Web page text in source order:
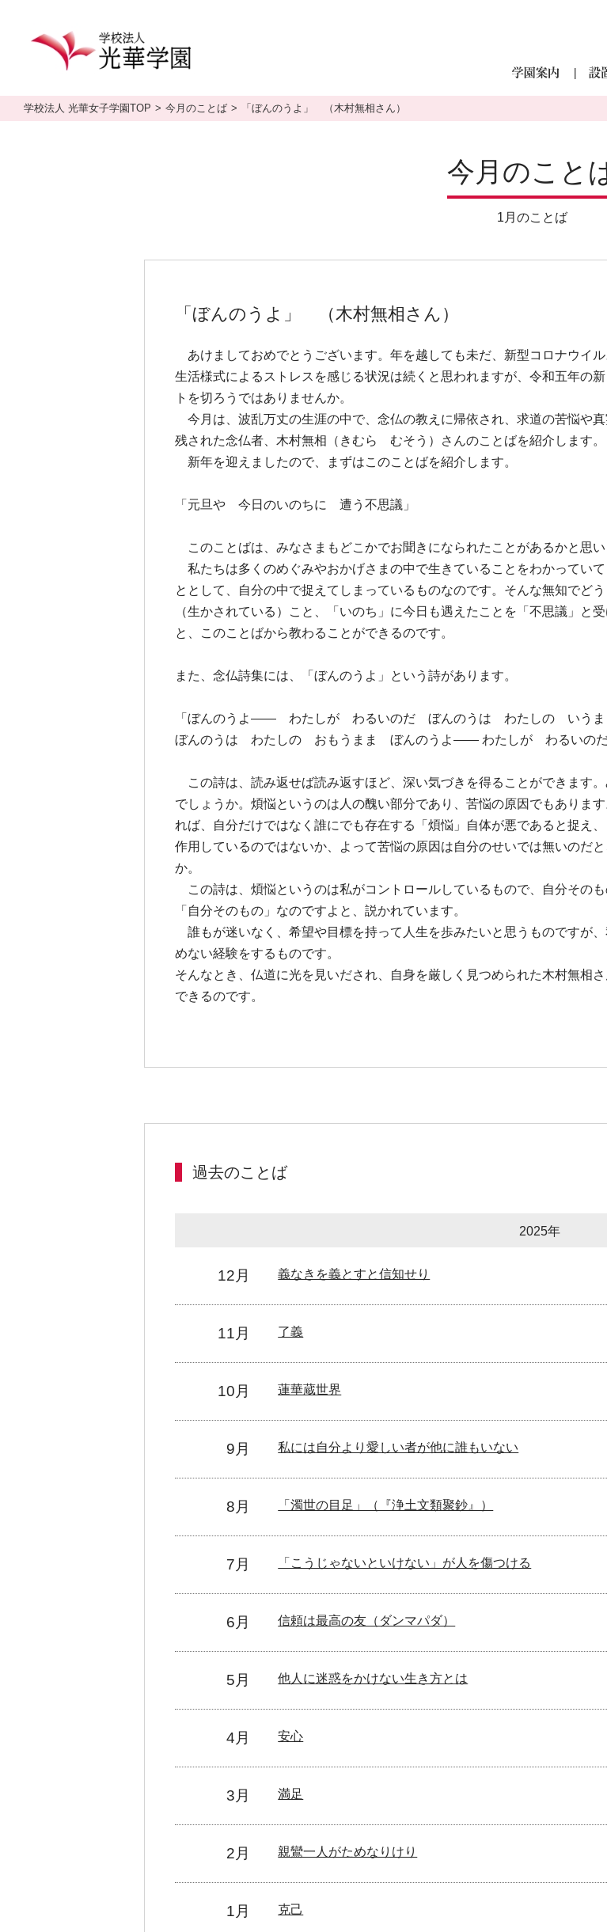
学校法人 光華女子学園TOP 今月のことば 「ぼんのうよ」 （木村無相さん）
今月のこと
1月のことば
「ぼんのうよ」 （木村無相さん）
あけましておめでとうございます。年を越しても未だ、新型コロナウイ
生活様式によるストレスを感じる状況は続くと思われますが、令和五年の
トを切ろうではありませんか。
今月は、波乱万丈の生涯の中で、念仏の教えに帰依され、求道の苦悩や
残された念仏者、木村無相（きむら むそう）さんのことばを紹介します。
新年を迎えましたので、まずはこのことばを紹介します。
「元旦や 今日のいのちに 遭う不思議」
このことばは、みなさまもどこかでお聞きになられたことがあるかと思い
私たちは多くのめぐみやおかげさまの中で生きていることをわかってい
ととして、自分の中で捉えてしまっているものなのです。そんな無知でど
（生かされている）こと、「いのち」に今日も遇えたことを「不思議」と
と、このことばから教わることができるのです。
また、念仏詩集には、「ぼんのうよ」という詩があります。
「ぼんのうよ―― わたしが わるいのだ ぼんのうは わたしの いうま
ぼんのうは わたしの おもうまま ぼんのうよ―― わたしが わるいのだ
この詩は、読み返せば読み返すほど、深い気づきを得ることができます
でしょうか。煩悩というのは人の醜い部分であり、苦悩の原因でもありま
れば、自分だけではなく誰にでも存在する「煩悩」自体が悪であると捉え
作用しているのではないか、よって苦悩の原因は自分のせいでは無いのだ
か。
この詩は、煩悩というのは私がコントロールしているもので、自分その
「自分そのもの」なのですよと、説かれています。
誰もが迷いなく、希望や目標を持って人生を歩みたいと思うものですが
めない経験をするものです。
そんなとき、仏道に光を見いだされ、自身を厳しく見つめられた木村無相
できるのです。
過去のことば
2025年
12月 義なきを義とすと信知せり
11月 了義
10月 蓮華蔵世界
9月 私には自分より愛しい者が他に誰もいない
8月 「濁世の目足」（『浄土文類聚鈔』）
7月 「こうじゃないといけない」が人を傷つける
6月 信頼は最高の友（ダンマパダ）
5月 他人に迷惑をかけない生き方とは
4月 安心
3月 満足
2月 親鸞一人がためなりけり
1月 克己